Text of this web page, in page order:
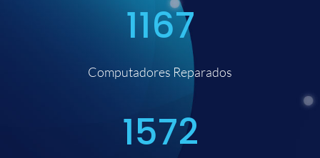
1167
Computadores Reparados
1572